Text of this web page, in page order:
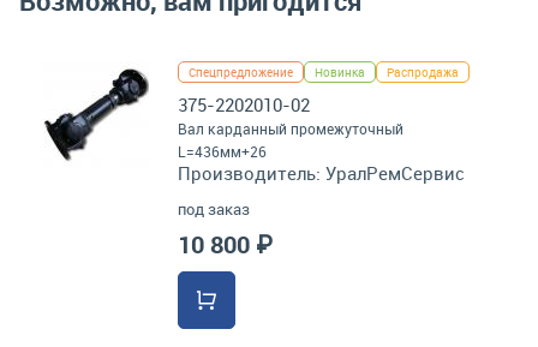
Спецпредложение Новинка Распродажа
375-2202010-02
Вал карданный промежуточный
L=436мм+26
Производитель: УралРемСервис
под заказ
10 800 ₽